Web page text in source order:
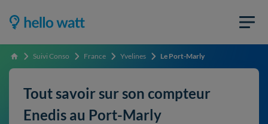
Accueil Suivi Conso France Yvelines Le Port-Marly
Tout savoir sur son compteur
Enedis au Port-Marly